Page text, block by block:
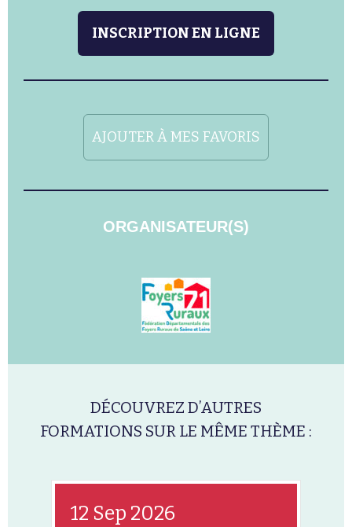
INSCRIPTION EN LIGNE
AJOUTER À MES FAVORIS
ORGANISATEUR(S)
DÉCOUVREZ D’AUTRES
FORMATIONS SUR LE MÊME THÈME :
12 Sep 2026